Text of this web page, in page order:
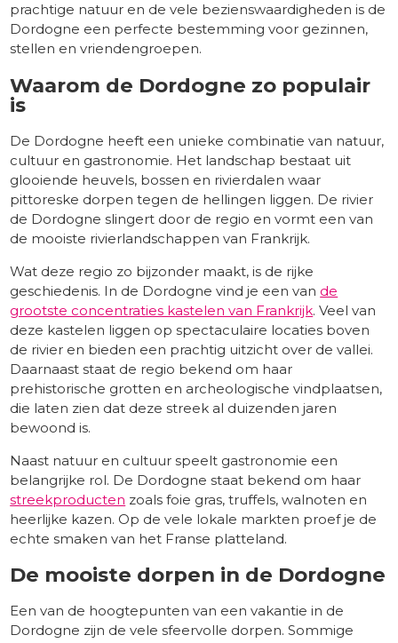
prachtige natuur en de vele bezienswaardigheden is de
Dordogne een perfecte bestemming voor gezinnen,
stellen en vriendengroepen.
Waarom de Dordogne zo populair
is
De Dordogne heeft een unieke combinatie van natuur,
cultuur en gastronomie. Het landschap bestaat uit
glooiende heuvels, bossen en rivierdalen waar
pittoreske dorpen tegen de hellingen liggen. De rivier
de Dordogne slingert door de regio en vormt een van
de mooiste rivierlandschappen van Frankrijk.
Wat deze regio zo bijzonder maakt, is de rijke
geschiedenis. In de Dordogne vind je een van de
grootste concentraties kastelen van Frankrijk. Veel van
deze kastelen liggen op spectaculaire locaties boven
de rivier en bieden een prachtig uitzicht over de vallei.
Daarnaast staat de regio bekend om haar
prehistorische grotten en archeologische vindplaatsen,
die laten zien dat deze streek al duizenden jaren
bewoond is.
Naast natuur en cultuur speelt gastronomie een
belangrijke rol. De Dordogne staat bekend om haar
streekproducten zoals foie gras, truffels, walnoten en
heerlijke kazen. Op de vele lokale markten proef je de
echte smaken van het Franse platteland.
De mooiste dorpen in de Dordogne
Een van de hoogtepunten van een vakantie in de
Dordogne zijn de vele sfeervolle dorpen. Sommige